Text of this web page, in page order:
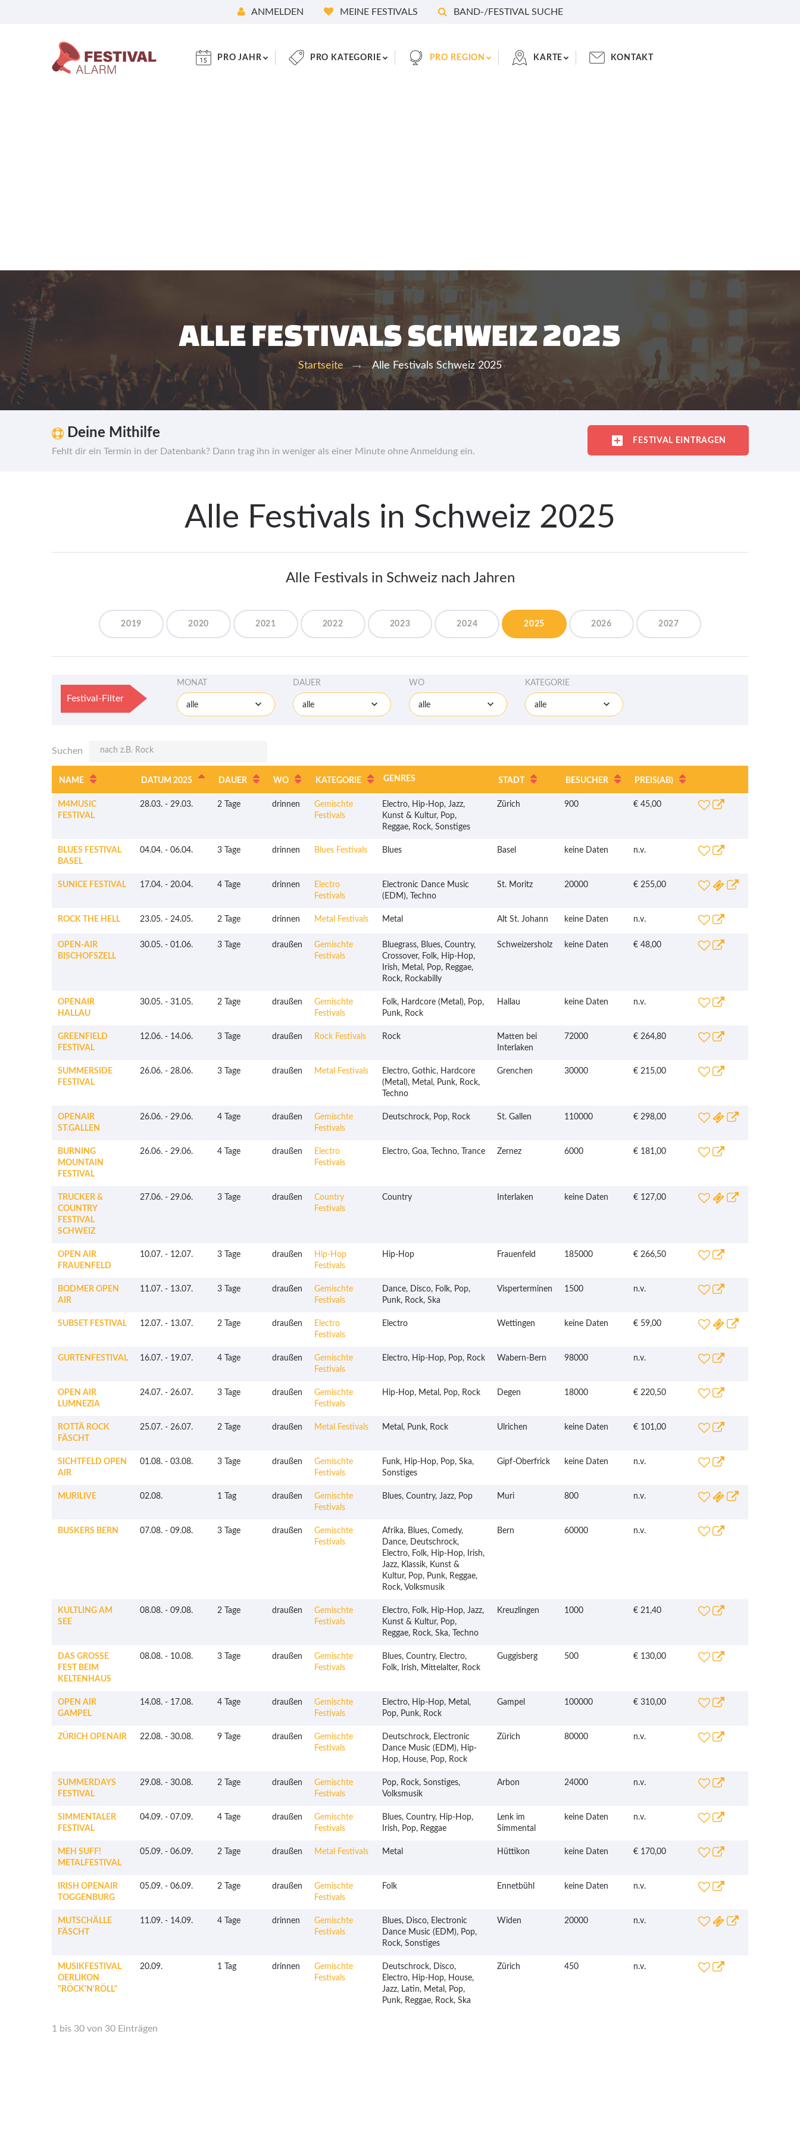
ANMELDEN MEINE FESTIVALS BAND-/FESTIVAL SUCHE
PRO JAHR PRO KATEGORIE PRO REGION KARTE KONTAKT
ALLE FESTIVALS SCHWEIZ 2025
Startseite Alle Festivals Schweiz 2025
Deine Mithilfe
Fehlt dir ein Termin in der Datenbank? Dann trag ihn in weniger als einer Minute ohne Anmeldung ein.
FESTIVAL EINTRAGEN
Alle Festivals in Schweiz 2025
Alle Festivals in Schweiz nach Jahren
2019 2020 2021 2022 2023 2024 2025 2026 2027
Festival-Filter
MONAT
alle
DAUER
alle
WO
alle
KATEGORIE
alle
Suchen
NAME DATUM 2025 DAUER WO KATEGORIE GENRES STADT BESUCHER PREIS(AB)
M4MUSIC
FESTIVAL
28.03. - 29.03. 2 Tage drinnen
Gemischte
Festivals
Electro, Hip-Hop, Jazz,
Kunst & Kultur, Pop,
Reggae, Rock, Sonstiges
Zürich 900 € 45,00
BLUES FESTIVAL
BASEL
04.04. - 06.04. 3 Tage drinnen Blues Festivals Blues Basel keine Daten n.v.
SUNICE FESTIVAL 17.04. - 20.04. 4 Tage drinnen
Electro
Festivals
Electronic Dance Music
(EDM), Techno
St. Moritz 20000 € 255,00
ROCK THE HELL 23.05. - 24.05. 2 Tage drinnen Metal Festivals Metal Alt St. Johann keine Daten n.v.
OPEN-AIR
BISCHOFSZELL
30.05. - 01.06. 3 Tage draußen
Gemischte
Festivals
Bluegrass, Blues, Country,
Crossover, Folk, Hip-Hop,
Irish, Metal, Pop, Reggae,
Rock, Rockabilly
Schweizersholz keine Daten € 48,00
OPENAIR
HALLAU
30.05. - 31.05. 2 Tage draußen
Gemischte
Festivals
Folk, Hardcore (Metal), Pop,
Punk, Rock
Hallau keine Daten n.v.
GREENFIELD
FESTIVAL
12.06. - 14.06. 3 Tage draußen Rock Festivals Rock
Matten bei
Interlaken
72000 € 264,80
SUMMERSIDE
FESTIVAL
26.06. - 28.06. 3 Tage draußen Metal Festivals
Electro, Gothic, Hardcore
(Metal), Metal, Punk, Rock,
Techno
Grenchen 30000 € 215,00
OPENAIR
ST.GALLEN
26.06. - 29.06. 4 Tage draußen
Gemischte
Festivals
Deutschrock, Pop, Rock St. Gallen 110000 € 298,00
BURNING
MOUNTAIN
FESTIVAL
26.06. - 29.06. 4 Tage draußen
Electro
Festivals
Electro, Goa, Techno, Trance Zernez 6000 € 181,00
TRUCKER &
COUNTRY
FESTIVAL
SCHWEIZ
27.06. - 29.06. 3 Tage draußen
Country
Festivals
Country Interlaken keine Daten € 127,00
OPEN AIR
FRAUENFELD
10.07. - 12.07. 3 Tage draußen
Hip-Hop
Festivals
Hip-Hop Frauenfeld 185000 € 266,50
BODMER OPEN
AIR
11.07. - 13.07. 3 Tage draußen
Gemischte
Festivals
Dance, Disco, Folk, Pop,
Punk, Rock, Ska
Visperterminen 1500 n.v.
SUBSET FESTIVAL 12.07. - 13.07. 2 Tage draußen
Electro
Festivals
Electro Wettingen keine Daten € 59,00
GURTENFESTIVAL 16.07. - 19.07. 4 Tage draußen
Gemischte
Festivals
Electro, Hip-Hop, Pop, Rock Wabern-Bern 98000 n.v.
OPEN AIR
LUMNEZIA
24.07. - 26.07. 3 Tage draußen
Gemischte
Festivals
Hip-Hop, Metal, Pop, Rock Degen 18000 € 220,50
ROTTÄ ROCK
FÄSCHT
25.07. - 26.07. 2 Tage draußen Metal Festivals Metal, Punk, Rock Ulrichen keine Daten € 101,00
SICHTFELD OPEN
AIR
01.08. - 03.08. 3 Tage draußen
Gemischte
Festivals
Funk, Hip-Hop, Pop, Ska,
Sonstiges
Gipf-Oberfrick keine Daten n.v.
MURILIVE 02.08. 1 Tag draußen
Gemischte
Festivals
Blues, Country, Jazz, Pop Muri 800 n.v.
BUSKERS BERN 07.08. - 09.08. 3 Tage draußen
Gemischte
Festivals
Afrika, Blues, Comedy,
Dance, Deutschrock,
Electro, Folk, Hip-Hop, Irish,
Jazz, Klassik, Kunst &
Kultur, Pop, Punk, Reggae,
Rock, Volksmusik
Bern 60000 n.v.
KULTLING AM
SEE
08.08. - 09.08. 2 Tage draußen
Gemischte
Festivals
Electro, Folk, Hip-Hop, Jazz,
Kunst & Kultur, Pop,
Reggae, Rock, Ska, Techno
Kreuzlingen 1000 € 21,40
DAS GROSSE
FEST BEIM
KELTENHAUS
08.08. - 10.08. 3 Tage draußen
Gemischte
Festivals
Blues, Country, Electro,
Folk, Irish, Mittelalter, Rock
Guggisberg 500 € 130,00
OPEN AIR
GAMPEL
14.08. - 17.08. 4 Tage draußen
Gemischte
Festivals
Electro, Hip-Hop, Metal,
Pop, Punk, Rock
Gampel 100000 € 310,00
ZÜRICH OPENAIR 22.08. - 30.08. 9 Tage draußen
Gemischte
Festivals
Deutschrock, Electronic
Dance Music (EDM), Hip-
Hop, House, Pop, Rock
Zürich 80000 n.v.
SUMMERDAYS
FESTIVAL
29.08. - 30.08. 2 Tage draußen
Gemischte
Festivals
Pop, Rock, Sonstiges,
Volksmusik
Arbon 24000 n.v.
SIMMENTALER
FESTIVAL
04.09. - 07.09. 4 Tage draußen
Gemischte
Festivals
Blues, Country, Hip-Hop,
Irish, Pop, Reggae
Lenk im
Simmental
keine Daten n.v.
MEH SUFF!
METALFESTIVAL
05.09. - 06.09. 2 Tage draußen Metal Festivals Metal Hüttikon keine Daten € 170,00
IRISH OPENAIR
TOGGENBURG
05.09. - 06.09. 2 Tage draußen
Gemischte
Festivals
Folk Ennetbühl keine Daten n.v.
MUTSCHÄLLE
FÄSCHT
11.09. - 14.09. 4 Tage drinnen
Gemischte
Festivals
Blues, Disco, Electronic
Dance Music (EDM), Pop,
Rock, Sonstiges
Widen 20000 n.v.
MUSIKFESTIVAL
OERLIKON
"RÖCK'N'RÖLL"
20.09. 1 Tag drinnen
Gemischte
Festivals
Deutschrock, Disco,
Electro, Hip-Hop, House,
Jazz, Latin, Metal, Pop,
Punk, Reggae, Rock, Ska
Zürich 450 n.v.
1 bis 30 von 30 Einträgen